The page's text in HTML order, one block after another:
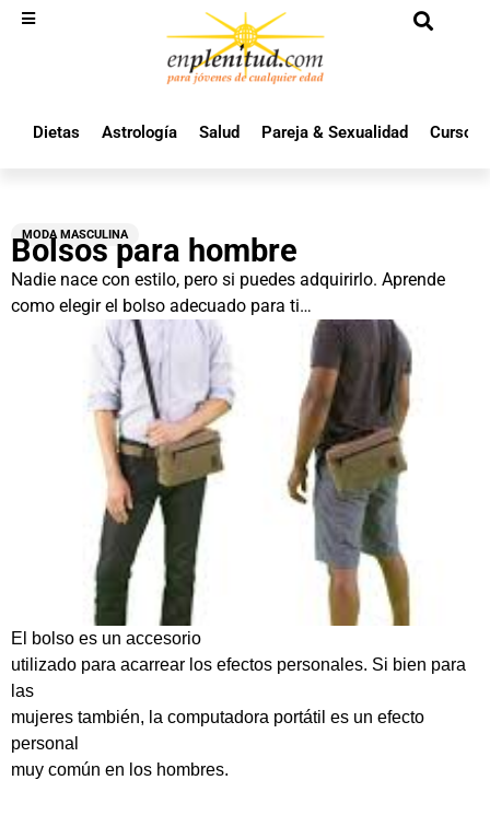
Dietas Astrología Salud Pareja & Sexualidad Cursos
MODA MASCULINA
Bolsos para hombre
Nadie nace con estilo, pero si puedes adquirirlo. Aprende
como elegir el bolso adecuado para ti…
El bolso es un accesorio
utilizado para acarrear los efectos personales. Si bien para
las
mujeres también, la computadora portátil es un efecto
personal
muy común en los hombres.